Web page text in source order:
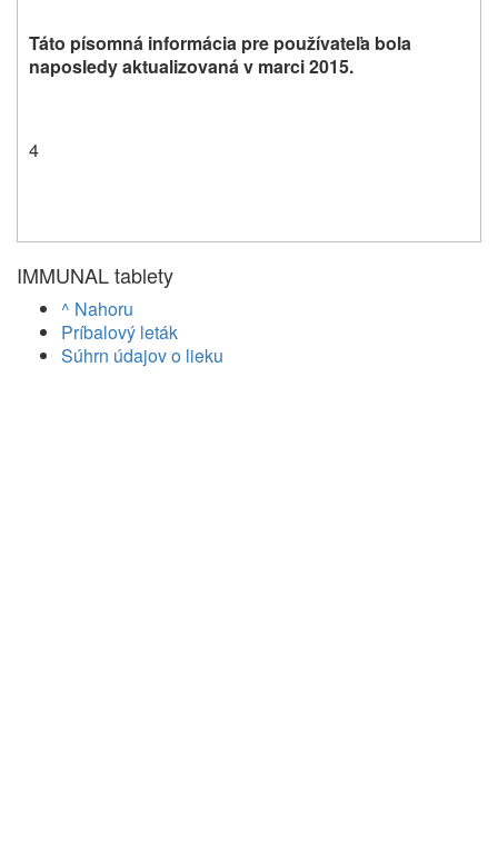
Táto písomná informácia pre používateľa bola
naposledy aktualizovaná v marci 2015.
4
IMMUNAL tablety
^ Nahoru
Príbalový leták
Súhrn údajov o lieku